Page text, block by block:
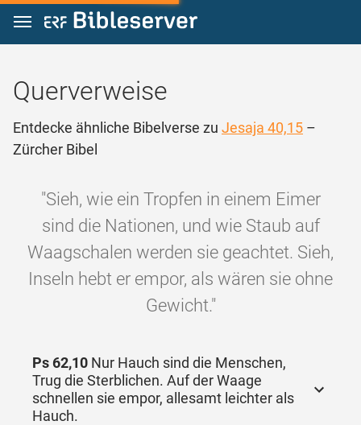
Zum Inhalt springen
Querverweise
Entdecke ähnliche Bibelverse zu Jesaja 40,15 –
Zürcher Bibel
"Sieh, wie ein Tropfen in einem Eimer
sind die Nationen, und wie Staub auf
Waagschalen werden sie geachtet. Sieh,
Inseln hebt er empor, als wären sie ohne
Gewicht."
Ps 62,10 Nur Hauch sind die Menschen,
Trug die Sterblichen. Auf der Waage
schnellen sie empor, allesamt leichter als
Hauch.